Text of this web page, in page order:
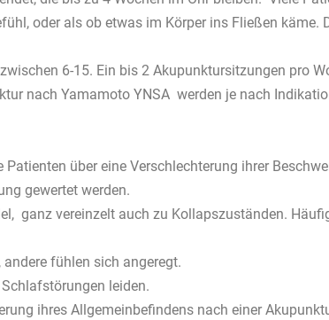
oder als ob etwas im Körper ins Fließen
6-15. Ein bis 2 Akupunktursitzungen pro
nach Yamamoto YNSA werden je nach
über eine Verschlechterung ihrer
gewertet werden.
ganz vereinzelt auch zu Kollapszuständen.
fühlen sich angeregt.
leiden.
ihres Allgemeinbefindens nach einer